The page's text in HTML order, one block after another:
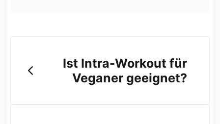
Ist Intra-Workout für
Veganer geeignet?